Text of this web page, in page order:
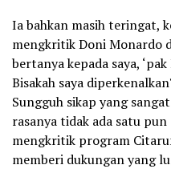
Ia bahkan masih teringat,
mengkritik Doni Monardo
bertanya kepada saya,
Bisakah saya
Sungguh sikap yang
rasanya tidak ada satu
mengkritik program
memberi dukungan yang